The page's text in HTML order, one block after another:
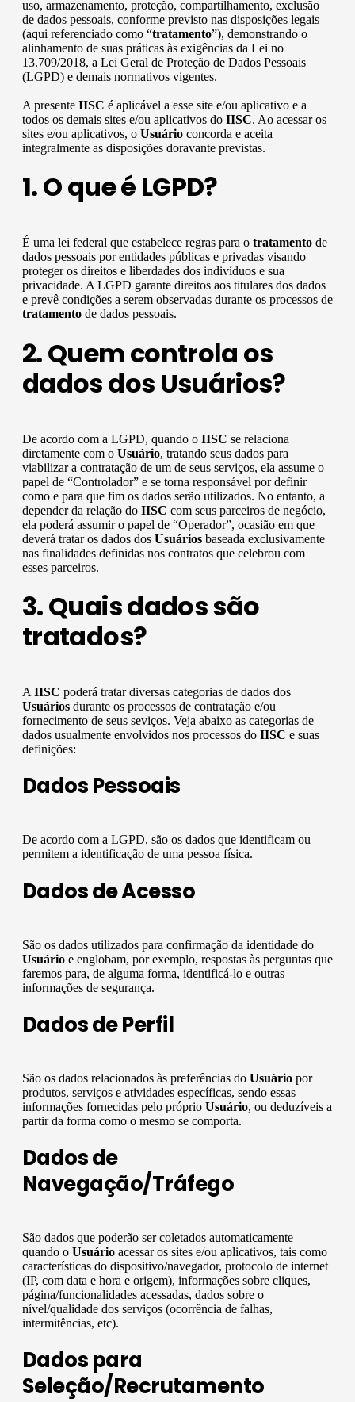
uso, armazenamento, proteção, compartilhamento, exclusão
de dados pessoais, conforme previsto nas disposições legais
(aqui referenciado como “tratamento”), demonstrando o
alinhamento de suas práticas às exigências da Lei no
13.709/2018, a Lei Geral de Proteção de Dados Pessoais
(LGPD) e demais normativos vigentes.
A presente IISC é aplicável a esse site e/ou aplicativo e a
todos os demais sites e/ou aplicativos do IISC. Ao acessar os
sites e/ou aplicativos, o Usuário concorda e aceita
integralmente as disposições doravante previstas.
1. O que é LGPD?
É uma lei federal que estabelece regras para o tratamento de
dados pessoais por entidades públicas e privadas visando
proteger os direitos e liberdades dos indivíduos e sua
privacidade. A LGPD garante direitos aos titulares dos dados
e prevê condições a serem observadas durante os processos de
tratamento de dados pessoais.
2. Quem controla os
dados dos Usuários?
De acordo com a LGPD, quando o IISC se relaciona
diretamente com o Usuário, tratando seus dados para
viabilizar a contratação de um de seus serviços, ela assume o
papel de “Controlador” e se torna responsável por definir
como e para que fim os dados serão utilizados. No entanto, a
depender da relação do IISC com seus parceiros de negócio,
ela poderá assumir o papel de “Operador”, ocasião em que
deverá tratar os dados dos Usuários baseada exclusivamente
nas finalidades definidas nos contratos que celebrou com
esses parceiros.
3. Quais dados são
tratados?
A IISC poderá tratar diversas categorias de dados dos
Usuários durante os processos de contratação e/ou
fornecimento de seus seviços. Veja abaixo as categorias de
dados usualmente envolvidos nos processos do IISC e suas
definições:
Dados Pessoais
De acordo com a LGPD, são os dados que identificam ou
permitem a identificação de uma pessoa física.
Dados de Acesso
São os dados utilizados para confirmação da identidade do
Usuário e englobam, por exemplo, respostas às perguntas que
faremos para, de alguma forma, identificá-lo e outras
informações de segurança.
Dados de Perfil
São os dados relacionados às preferências do Usuário por
produtos, serviços e atividades específicas, sendo essas
informações fornecidas pelo próprio Usuário, ou deduzíveis a
partir da forma como o mesmo se comporta.
Dados de
Navegação/Tráfego
São dados que poderão ser coletados automaticamente
quando o Usuário acessar os sites e/ou aplicativos, tais como
características do dispositivo/navegador, protocolo de internet
(IP, com data e hora e origem), informações sobre cliques,
página/funcionalidades acessadas, dados sobre o
nível/qualidade dos serviços (ocorrência de falhas,
intermitências, etc).
Dados para
Seleção/Recrutamento